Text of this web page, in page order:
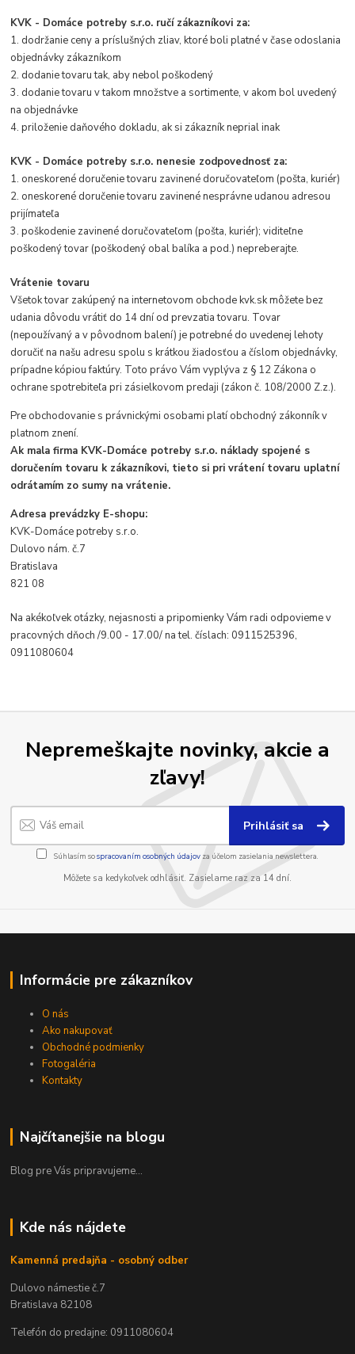
KVK - Domáce potreby s.r.o. ručí zákazníkovi za:
1. dodržanie ceny a príslušných zliav, ktoré boli platné v čase odoslania
objednávky zákazníkom
2. dodanie tovaru tak, aby nebol poškodený
3. dodanie tovaru v takom množstve a sortimente, v akom bol uvedený
na objednávke
4. priloženie daňového dokladu, ak si zákazník neprial inak
KVK - Domáce potreby s.r.o. nenesie zodpovednosť za:
1. oneskorené doručenie tovaru zavinené doručovateľom (pošta, kuriér)
2. oneskorené doručenie tovaru zavinené nesprávne udanou adresou
prijímateľa
3. poškodenie zavinené doručovateľom (pošta, kuriér); viditeľne
poškodený tovar (poškodený obal balíka a pod.) nepreberajte.
Vrátenie tovaru
Všetok tovar zakúpený na internetovom obchode kvk.sk môžete bez
udania dôvodu vrátiť do 14 dní od prevzatia tovaru. Tovar
(nepoužívaný a v pôvodnom balení) je potrebné do uvedenej lehoty
doručiť na našu adresu spolu s krátkou žiadosťou a číslom objednávky,
prípadne kópiou faktúry. Toto právo Vám vyplýva z § 12 Zákona o
ochrane spotrebiteľa pri zásielkovom predaji (zákon č. 108/2000 Z.z.).
Pre obchodovanie s právnickými osobami platí obchodný zákonník v
platnom znení.
Ak mala firma KVK-Domáce potreby s.r.o. náklady spojené s
doručením tovaru k zákazníkovi, tieto si pri vrátení tovaru uplatní
odrátamím zo sumy na vrátenie.
Adresa prevádzky E-shopu:
KVK-Domáce potreby s.r.o.
Dulovo nám. č.7
Bratislava
821 08
Na akékoľvek otázky, nejasnosti a pripomienky Vám radi odpovieme v
pracovných dňoch /9.00 - 17.00/ na tel. číslach: 0911525396,
0911080604
Nepremeškajte novinky, akcie a
zľavy!
Prihlásiť sa
Súhlasím sospracovaním osobných údajov za účelom zasielania newslettera.
Môžete sa kedykoľvek odhlásiť. Zasielame raz za 14 dní.
Informácie pre zákazníkov
O nás
Ako nakupovať
Obchodné podmienky
Fotogaléria
Kontakty
Najčítanejšie na blogu
Blog pre Vás pripravujeme...
Kde nás nájdete
Kamenná predajňa - osobný odber
Dulovo námestie č.7
Bratislava 82108
Telefón do predajne: 0911080604